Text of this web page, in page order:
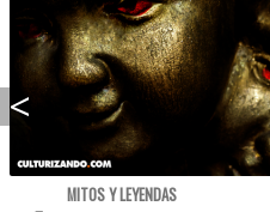
MITOS Y LEYENDAS